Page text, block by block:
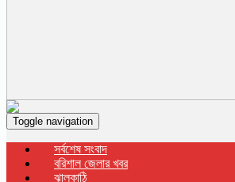
Toggle navigation
সর্বশেষ সংবাদ
বরিশাল জেলার খবর
ঝালকাঠি